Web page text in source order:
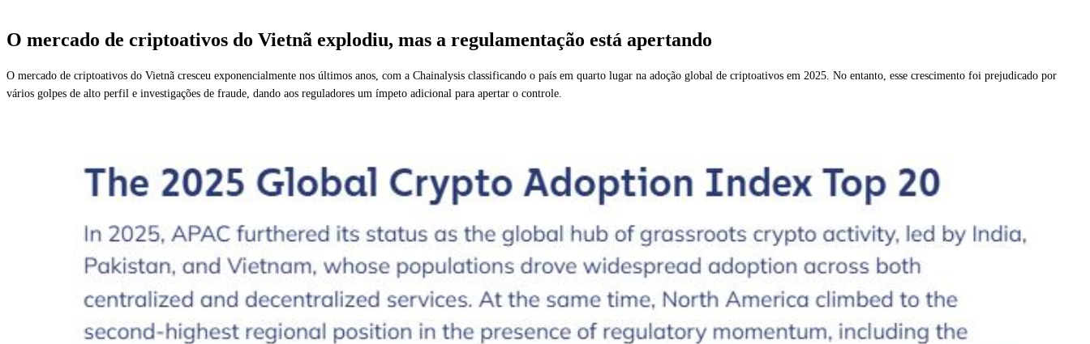
O mercado de criptoativos do Vietnã explodiu, mas a regulamentação está apertando
O mercado de criptoativos do Vietnã cresceu exponencialmente nos últimos anos, com a Chainalysis classificando o país em quarto lugar na adoção global de criptoativos em 2025. No entanto, esse crescimento foi prejudicado por
vários golpes de alto perfil e investigações de fraude, dando aos reguladores um ímpeto adicional para apertar o controle.